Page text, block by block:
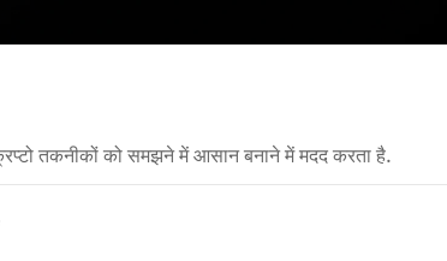
तकनीकों को समझने में आसान बनाने में मदद करता है.